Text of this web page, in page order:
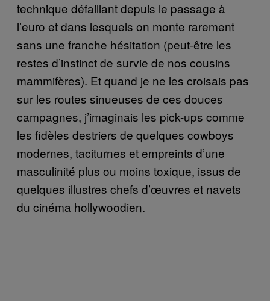
technique défaillant depuis le passage à
l’euro et dans lesquels on monte rarement
sans une franche hésitation (peut-être les
restes d’instinct de survie de nos cousins
mammifères). Et quand je ne les croisais pas
sur les routes sinueuses de ces douces
campagnes, j’imaginais les pick-ups comme
les fidèles destriers de quelques cowboys
modernes, taciturnes et empreints d’une
masculinité plus ou moins toxique, issus de
quelques illustres chefs d’œuvres et navets
du cinéma hollywoodien.